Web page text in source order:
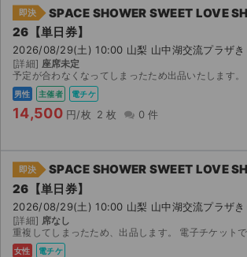
即決
SPACE SHOWER SWEET LOVE
26【単日券】
2026/08/29(土) 10:00 山梨 山中湖交流プラザき
[詳細] 座席未定
予定が合わなくなってしまったため出品いたします。 ローチケで当選したチケットです。 【お渡し方法】 電子チケット（ローチケ）にて分配い
男性 主催者 電チケ
14,500 円/枚 2 枚 0 件
即決
SPACE SHOWER SWEET LOVE
26【単日券】
2026/08/29(土) 10:00 山梨 山中湖交流プラザき
[詳細] 席なし
重複してしまったため、出品します。 電子チケットで
女性 電チケ